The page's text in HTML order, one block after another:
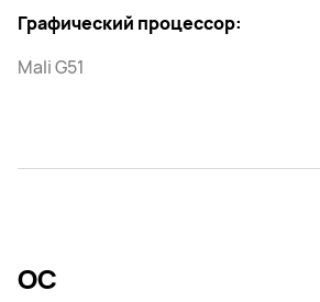
Графический процессор:
Mali G51
ОС